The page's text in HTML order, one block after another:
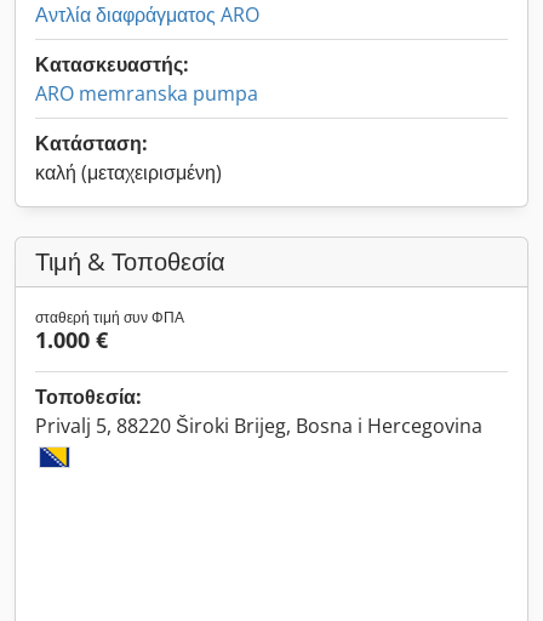
Αντλία διαφράγματος ARO
Κατασκευαστής:
ARO memranska pumpa
Κατάσταση:
καλή (μεταχειρισμένη)
Τιμή & Τοποθεσία
σταθερή τιμή συν ΦΠΑ
1.000 €
Τοποθεσία:
Privalj 5, 88220 Široki Brijeg, Bosna i Hercegovina